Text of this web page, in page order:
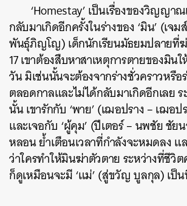
‘Homestay’ เป็นเรื่องของวิญญา
กลับมาเกิดอีกครั้งในร่างของ ‘มิน’ (เจ
พันธุ์ภิญโญ) เด็กนักเรียนมัธยมปลายที่
17 เขาต้องสืบหาสาเหตุการตายของมิน
วัน มิเช่นนั้นจะต้องจากร่างชั่วคราวหรือ
ตลอดกาลและไม่ได้กลับมาเกิดอีกเลย
นั้น เขารักกับ ‘พาย’ (เฌอปราง – เฌอป
และเจอกับ ‘ผู้คุม’ (ปีเตอร์ – นพชัย ชั
หลอน ย้ำเตือนเวลาที่กำลังจะหมดลง แ
ว่าใครทำให้มินฆ่าตัวตาย ระหว่างที่ชีวิ
ก็ดูเหมือนจะมี ‘แม่’ (สู่ขวัญ บูลกุล) เป็